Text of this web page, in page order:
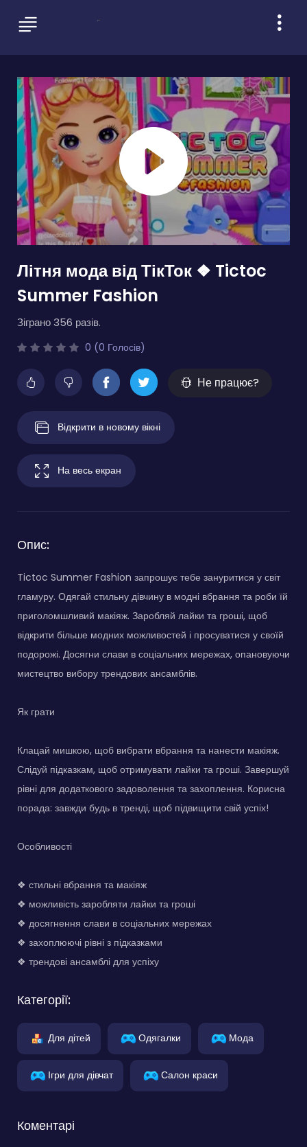
Літня мода від ТікТок ❖ Tictoc
Summer Fashion
Зіграно 356 разів.
0 (0 Голосів)
Не працює?
Відкрити в новому вікні
На весь екран
Опис:
Tictoc Summer Fashion запрошує тебе зануритися у світ
гламуру. Одягай стильну дівчину в модні вбрання та роби їй
приголомшливий макіяж. Заробляй лайки та гроші, щоб
відкрити більше модних можливостей і просуватися у своїй
подорожі. Досягни слави в соціальних мережах, опановуючи
мистецтво вибору трендових ансамблів.
Як грати
Клацай мишкою, щоб вибрати вбрання та нанести макіяж.
Слідуй підказкам, щоб отримувати лайки та гроші. Завершуй
рівні для додаткового задоволення та захоплення. Корисна
порада: завжди будь в тренді, щоб підвищити свій успіх!
Особливості
❖ стильні вбрання та макіяж
❖ можливість заробляти лайки та гроші
❖ досягнення слави в соціальних мережах
❖ захоплюючі рівні з підказками
❖ трендові ансамблі для успіху
Категорії:
Для дітей Одягалки Мода
Ігри для дівчат Салон краси
Коментарі